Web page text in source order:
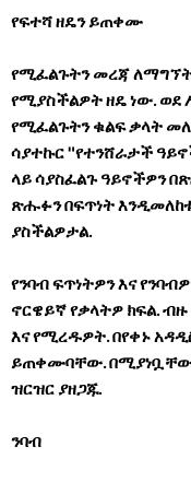
የፍተሻ ዘዴን ይጠቀሙ
የሚፈልጉትን መረጃ
የሚያስችልዎት ዘዴ ነው.
የሚፈልጉትን ቁልፍ ቃላት
ሳያተኩር "የተንሸራታች
ላይ ሳያስፈልጉ ዓይኖችዎን
ጽሑፉን በፍጥነት
ያስችልዎታል.
የንባብ ፍጥነትዎን እና
ኖርዌይኛ የቃላትዎ ክፍል.
እና የሚረዱዎት. በየቀኑ
ይጠቀሙባቸው. በሚያነቧቸው
ዝርዝር ያዘጋጁ.
ንባብ